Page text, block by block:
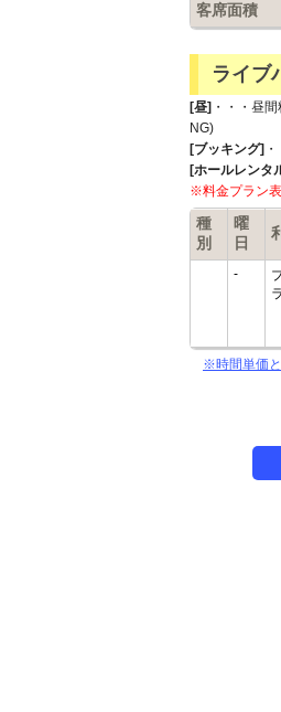
客席面積
ライブ
[昼] ・・・昼
NG)
[ブッキング]
[ホールレンタ
※料金プラン表
種
別
曜
日
-
※時間単価